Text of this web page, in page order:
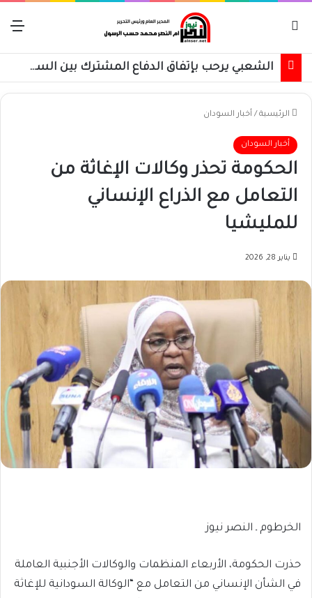
الشعبي يرحب بإتفاق الدفاع المشترك بين السعودية وتركيا وباكستان
الرئيسية / أخبار السودان
أخبار السودان
الحكومة تحذر وكالات الإغاثة من
التعامل مع الذراع الإنساني
للمليشيا
يناير 28, 2026
الخرطوم ـ النصر نيوز
حذرت الحكومة، الأربعاء المنظمات والوكالات الأجنبية العاملة
في الشأن الإنساني من التعامل مع “الوكالة السودانية للإغاثة